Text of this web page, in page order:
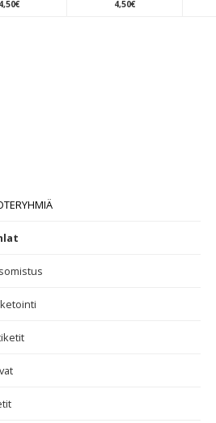
4,50€
4,50€